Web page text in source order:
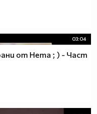
03:04
от Нета ; ) - Част